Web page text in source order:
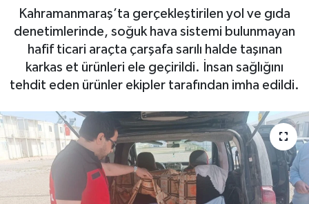
Kahramanmaraş’ta gerçekleştirilen yol ve gıda
denetimlerinde, soğuk hava sistemi bulunmayan
hafif ticari araçta çarşafa sarılı halde taşınan
karkas et ürünleri ele geçirildi. İnsan sağlığını
tehdit eden ürünler ekipler tarafından imha edildi.
Künye
Son Dakika Haberleri
Haber Arşivi